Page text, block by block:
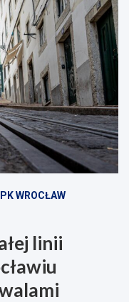
WROCŁAW
linii